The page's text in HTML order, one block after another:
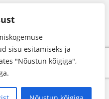
sisu esitamiseks ja
"Nõustun kõigiga",